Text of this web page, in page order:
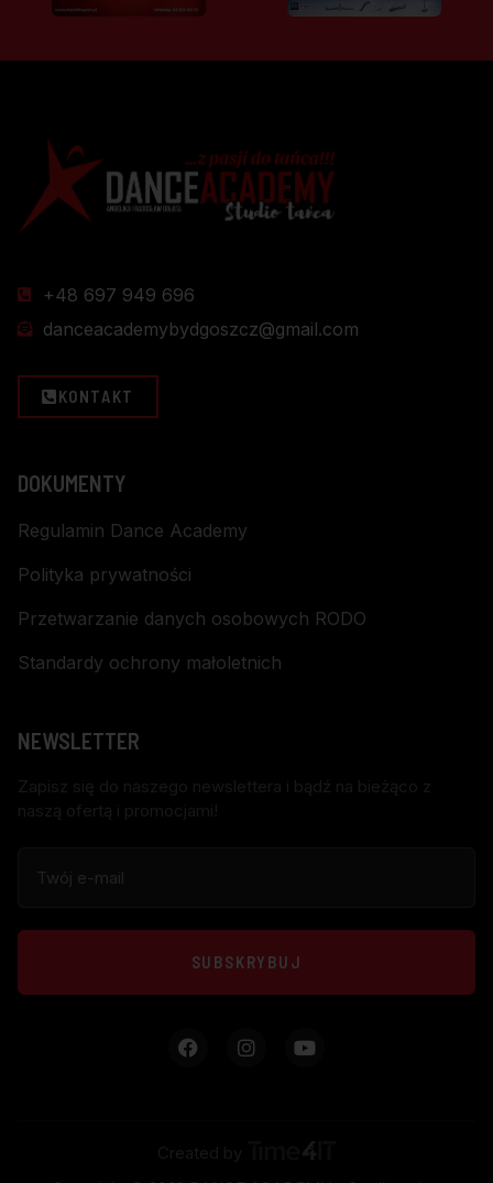
+48 697 949 696
danceacademybydgoszcz@gmail.com
KONTAKT
DOKUMENTY
Regulamin Dance Academy
Polityka prywatności
Przetwarzanie danych osobowych RODO
Standardy ochrony małoletnich
NEWSLETTER
SUBSKRYBUJ